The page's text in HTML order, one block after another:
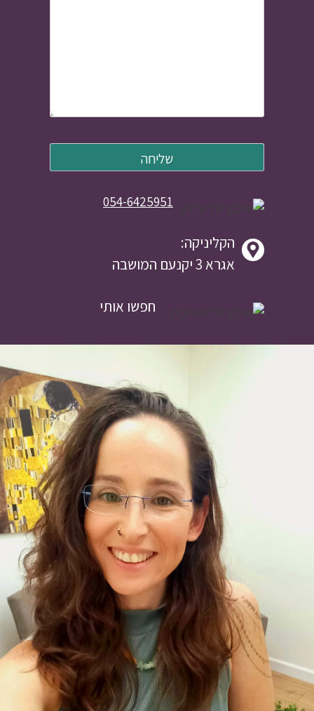
054-6425951
הקליניקה:
אגרא 3 יקנעם המושבה
חפשו אותי